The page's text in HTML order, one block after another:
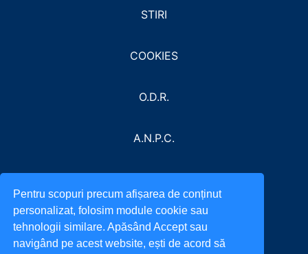
Pentru scopuri precum afișarea de conținut
personalizat, folosim module cookie sau
tehnologii similare. Apăsând Accept sau
navigând pe acest website, ești de acord să
STIRI
COOKIES
O.D.R.
A.N.P.C.